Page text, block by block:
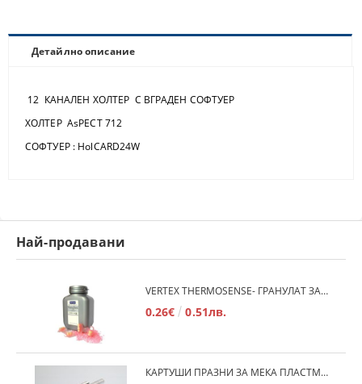
Детайлно описание
12 КАНАЛЕН ХОЛТЕР С ВГРАДЕН СОФТУЕР
ХОЛТЕР AsPECT 712
СОФТУЕР : HolCARD24W
Най-продавани
VERTEX THERMOSENSE- ГРАНУЛАТ ЗА МЕКИ ПРОТЕЗИ
0.26€ 0.51лв.
КАРТУШИ ПРАЗНИ ЗА МЕКА ПЛАСТМАСА